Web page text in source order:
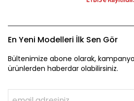
En Yeni Modelleri İlk Sen Gör
Bültenimize abone olarak,
ürünlerden haberdar olabilirsiniz.